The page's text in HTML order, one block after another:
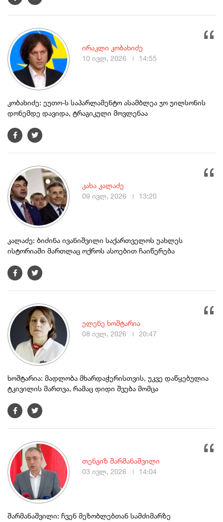
კობახიძე: ეუთო-ს საპარლამენტო ასამბლეა ჯო უილსონის
დონემდე დავიდა, ტრაგიკული მოვლენაა
ირაკლი კობახიძე
10 ივლ, 2026
14:55
კალაძე: ბიძინა ივანიშვილი საქართველოს უახლეს
ისტორიაში მართლაც ოქროს ასოებით ჩაიწერება
კახა კალაძე
09 ივლ, 2026
13:20
ხოშტარია: მადლობა მხარდაჭერისთვის, უკვე დაწყებულია
ტკივილის მართვა, რამაც დიდი შვება მომცა
ელენე ხოშტარია
08 ივლ, 2026
20:47
შარმანაშვილი: ჩვენ მეზობლებთან სამძიმარზე
თენგიზ შარმანაშვილი
03 ივლ, 2026
14:04